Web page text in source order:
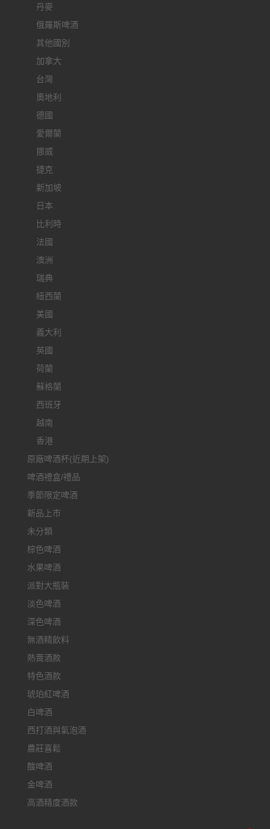
丹麥
俄羅斯啤酒
其他國別
加拿大
台灣
奧地利
德國
愛爾蘭
挪威
捷克
新加坡
日本
比利時
法國
澳洲
瑞典
紐西蘭
美國
義大利
英國
荷蘭
蘇格蘭
西班牙
越南
香港
原廠啤酒杯(近期上架)
啤酒禮盒/禮品
季節限定啤酒
新品上市
未分類
棕色啤酒
水果啤酒
派對大瓶裝
淡色啤酒
深色啤酒
無酒精飲料
熱賣酒款
特色酒款
琥珀紅啤酒
白啤酒
西打酒與氣泡酒
農莊喜鬆
酸啤酒
金啤酒
高酒精度酒款